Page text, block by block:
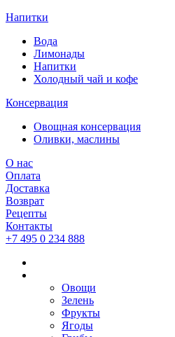
Напитки
Вода
Лимонады
Напитки
Холодный чай и кофе
Консервация
Овощная консервация
Оливки, маслины
О нас
Оплата
Доставка
Возврат
Рецепты
Контакты
+7 495 0 234 888
Овощи
Зелень
Фрукты
Ягоды